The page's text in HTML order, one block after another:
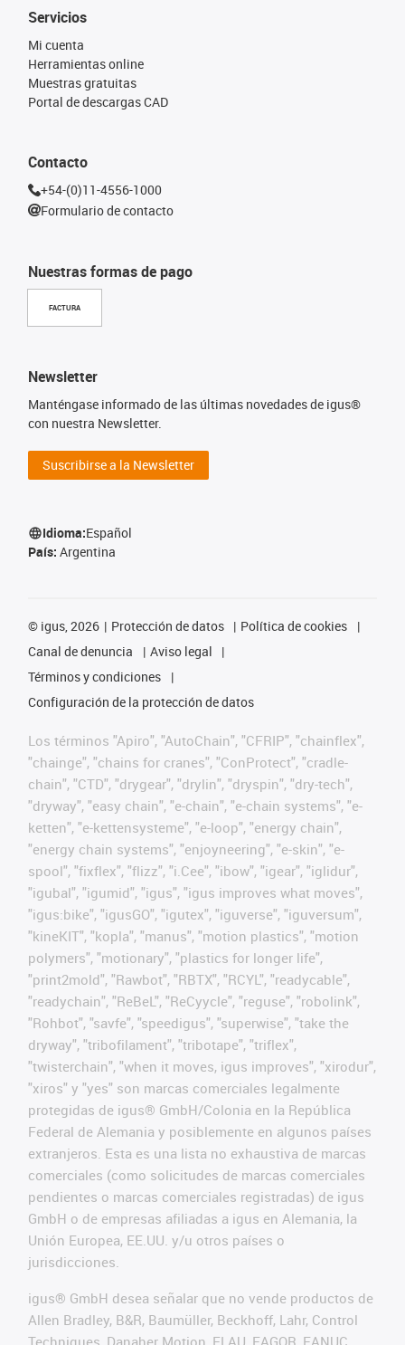
Nuestras formas de pago
FACTURA
Servicios
Mi cuenta
Herramientas online
Muestras gratuitas
Portal de descargas CAD
Contacto
+54-(0)11-4556-1000
Formulario de contacto
Newsletter
Manténgase informado de las últimas novedades de igus®
con nuestra Newsletter.
Suscribirse a la Newsletter
Idioma:Español
País: Argentina
© igus, 2026 Protección de datos
Política de cookies
Canal de denuncia
Aviso legal
Términos y condiciones
Configuración de la protección de datos
Los términos "Apiro", "AutoChain", "CFRIP", "chainflex",
"chainge", "chains for cranes", "ConProtect", "cradle-
chain", "CTD", "drygear", "drylin", "dryspin", "dry-tech",
"dryway", "easy chain", "e-chain", "e-chain systems", "e-
ketten", "e-kettensysteme", "e-loop", "energy chain",
"energy chain systems", "enjoyneering", "e-skin", "e-
spool", "fixflex", "flizz", "i.Cee", "ibow", "igear", "iglidur",
"igubal", "igumid", "igus", "igus improves what moves",
"igus:bike", "igusGO", "igutex", "iguverse", "iguversum",
"kineKIT", "kopla", "manus", "motion plastics", "motion
polymers", "motionary", "plastics for longer life",
"print2mold", "Rawbot", "RBTX", "RCYL", "readycable",
"readychain", "ReBeL", "ReCyycle", "reguse", "robolink",
"Rohbot", "savfe", "speedigus", "superwise", "take the
dryway", "tribofilament", "tribotape", "triflex",
"twisterchain", "when it moves, igus improves", "xirodur",
"xiros" y "yes" son marcas comerciales legalmente
protegidas de igus® GmbH/Colonia en la República
Federal de Alemania y posiblemente en algunos países
extranjeros. Esta es una lista no exhaustiva de marcas
comerciales (como solicitudes de marcas comerciales
pendientes o marcas comerciales registradas) de igus
GmbH o de empresas afiliadas a igus en Alemania, la
Unión Europea, EE.UU. y/u otros países o
jurisdicciones.
igus® GmbH desea señalar que no vende productos de
Allen Bradley, B&R, Baumüller, Beckhoff, Lahr, Control
Techniques, Danaher Motion, ELAU, FAGOR, FANUC,